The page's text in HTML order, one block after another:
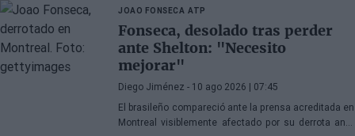
nacidos en el siglo XXI. Analizamos causas y
consecuencias de este cambio generacional.
JOAO FONSECA ATP
Fonseca, desolado tras perder
ante Shelton: "Necesito
mejorar"
Diego Jiménez - 10 ago 2026 | 07:45
El brasileño compareció ante la prensa acreditada en
Montreal visiblemente afectado por su derrota ante